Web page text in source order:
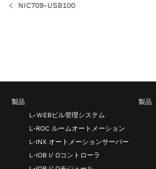
NIC709-USB100
製品
L-WEBビル管理システム
L‑ROC ルームオートメーション
L‑INX オートメーションサーバー
L‑IOB I/ Oコントローラ
製品